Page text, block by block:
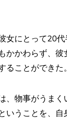
女にとって20
かかわらず、
ることができた。
、物事がうま
いうことを、自